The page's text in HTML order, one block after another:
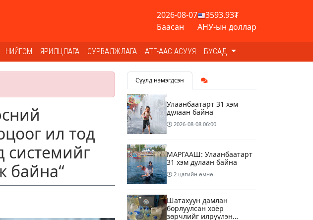
2026-08-07
Баасан
3593.93₮
АНУ-ын доллар
НИЙГЭМ ЯРИЛЦЛАГА СУРВАЛЖЛАГА АТГ-ААС АСУУЯ БУСАД
ил тод
системийг
байна“
Сүүлд нэмэгдсэн
Улаанбаатарт 31 хэм
дулаан байна
2026-08-08 06:00
МАРГААШ: Улаанбаатарт
31 хэм дулаан байна
2 цагийн өмнө
Шатахуун дамлан
борлуулсан хоёр
зөрчлийг илрүүлэн